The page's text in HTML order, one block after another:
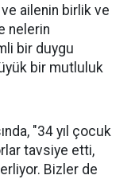
ailenin birlik ve
nelerin
bir duygu
bir mutluluk
"34 yıl çocuk
tavsiye etti,
Bizler de